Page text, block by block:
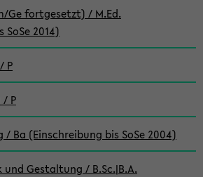
Ge fortgesetzt) / M.Ed.
2014)
P
P
Ba (Einschreibung bis SoSe 2004)
Gestaltung / B.Sc.|B.A.